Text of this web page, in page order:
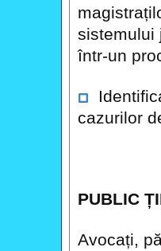
sistemului
într-un
cazurilor
PUBLIC
Avocați,